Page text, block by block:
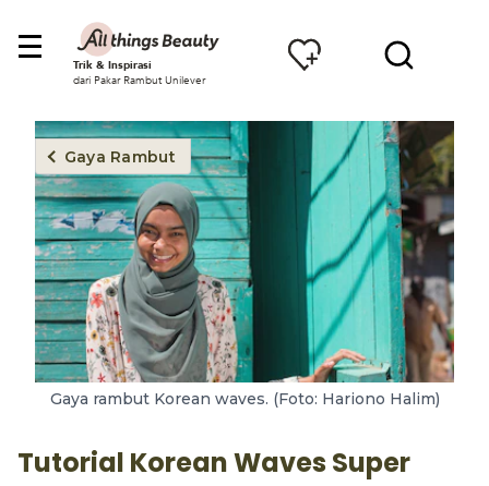
Trik & Inspirasi
dari Pakar Rambut Unilever
Gaya Rambut
Gaya rambut Korean waves. (Foto: Hariono Halim)
Tutorial Korean Waves Super